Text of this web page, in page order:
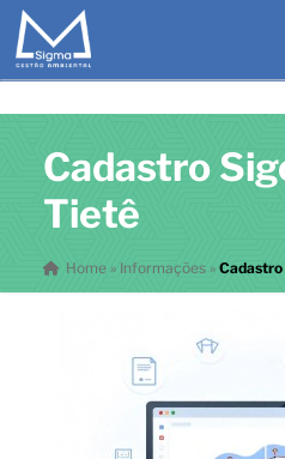
Cadastro
Tietê
Home» Informações » Cadastro